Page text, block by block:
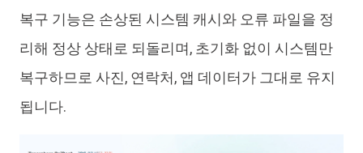
복구 기능은 손상된 시스템 캐시와 오류 파일을 정
리해 정상 상태로 되돌리며, 초기화 없이 시스템만
복구하므로 사진, 연락처, 앱 데이터가 그대로 유지
됩니다.